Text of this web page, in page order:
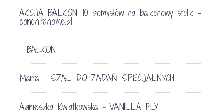
AKCJA BALKON: 10 pomysłów na balkonowy stolik -
conchitahome.pl
- BALKON
Marta - SZAL DO ZADAŃ SPECJALNYCH
Agnieszka Kwiatkowska - VANILLA FLY